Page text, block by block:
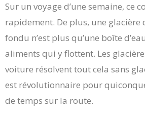
Sur un voyage d’une semaine, ce
rapidement. De plus, une glacière
fondu n’est plus qu’une boîte
aliments qui y flottent. Les
voiture résolvent tout cela sans
est révolutionnaire pour
de temps sur la route.